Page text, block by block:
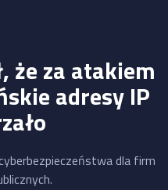
że za atakiem
adresy IP
dla firm